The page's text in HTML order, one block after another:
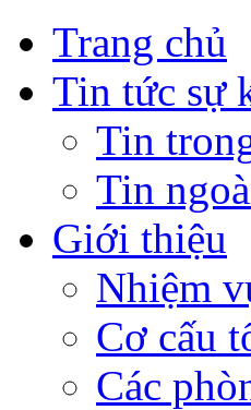
Trang chủ
Tin tức sự
Tin
Tin
Giới thiệu
Nhiệm
Cơ cấu
Các